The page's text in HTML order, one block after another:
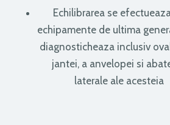
Echilibrarea se
echipamente de ultima
diagnosticheaza inclusiv
jantei, a anvelopei si
laterale ale acesteia